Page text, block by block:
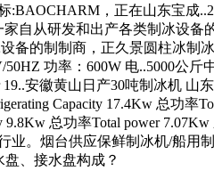
，正在山东宝成
从研发和出产各类制冰设
的制制商，正久景圆柱冰制
功率：600W 电..5000公
19..安徽黄山日产30吨制冰机
Capacity 17.4Kw 总功率
总功率Total power
。烟台供应保鲜制冰机/船用
、接水盘构成？